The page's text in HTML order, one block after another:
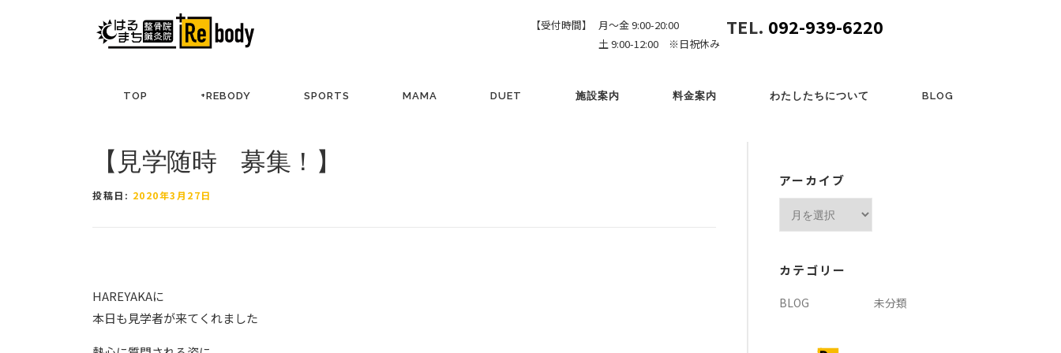
TOP +REBODY SPORTS MAMA DUET 施設案内 料金案内 わたしたちについて BLOG
【受付時間】
月～金 9:00-20:00
土 9:00-12:00 ※日祝休み
TEL. 092-939-6220
【見学随時 募集！】
投稿日: 2020年3月27日
HAREYAKAに
本日も見学者が来てくれました
アーカイブ
ブ
カテゴリー
BLOG 未分類